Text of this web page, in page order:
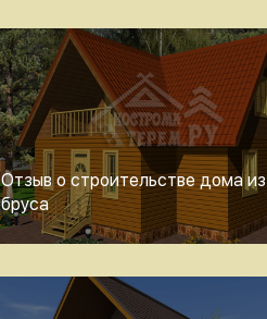
Отзыв о строительстве дома из
бруса